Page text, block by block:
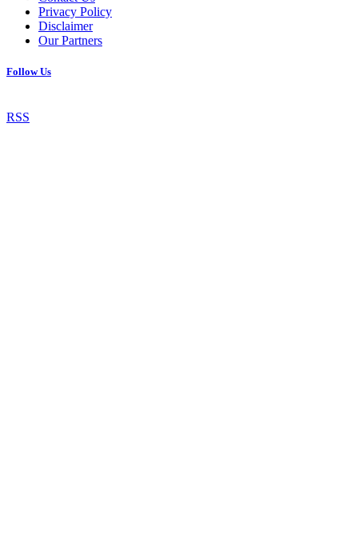
Privacy Policy
Disclaimer
Our Partners
Follow Us
RSS